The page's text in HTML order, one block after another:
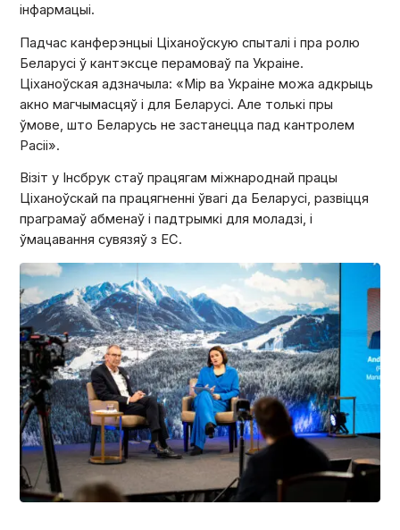
інфармацыі.
Падчас канферэнцыі Ціханоўскую спыталі і пра ролю
Беларусі ў кантэксце перамоваў па Украіне.
Ціханоўская адзначыла: «Мір ва Украіне можа адкрыць
акно магчымасцяў і для Беларусі. Але толькі пры
ўмове, што Беларусь не застанецца пад кантролем
Расіі».
Візіт у Інсбрук стаў працягам міжнароднай працы
Ціханоўскай па працягненні ўвагі да Беларусі, развіцця
праграмаў абменаў і падтрымкі для моладзі, і
ўмацавання сувязяў з ЕС.